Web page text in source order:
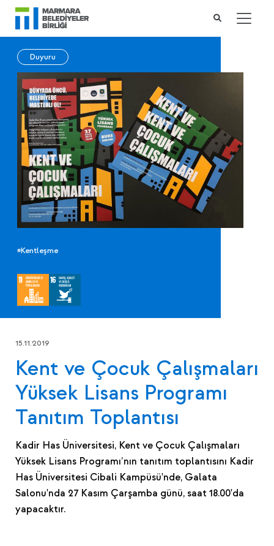
Duyuru
#Kentleşme
15.11.2019
Kent ve Çocuk Çalışmaları
Yüksek Lisans Programı
Tanıtım Toplantısı
Kadir Has Üniversitesi, Kent ve Çocuk Çalışmaları
Yüksek Lisans Programı’nın tanıtım toplantısını Kadir
Has Üniversitesi Cibali Kampüsü'nde, Galata
Salonu'nda 27 Kasım Çarşamba günü, saat 18.00'da
yapacaktır.